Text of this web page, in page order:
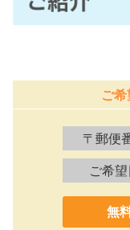
ご
〒郵便
ご希望